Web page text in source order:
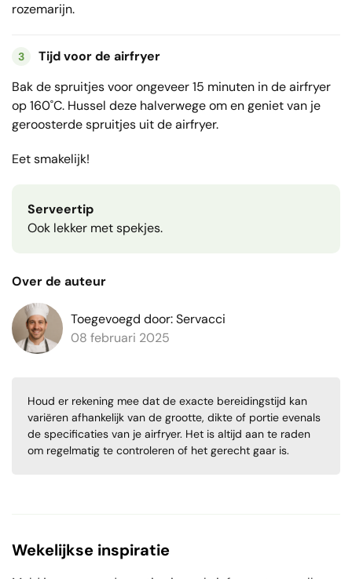
rozemarijn.
3
Tijd voor de airfryer
Bak de spruitjes voor ongeveer 15 minuten in de airfryer
op 160˚C. Hussel deze halverwege om en geniet van je
geroosterde spruitjes uit de airfryer.
Eet smakelijk!
Serveertip
Ook lekker met spekjes.
Over de auteur
Toegevoegd door: Servacci
08 februari 2025
Houd er rekening mee dat de exacte bereidingstijd kan
variëren afhankelijk van de grootte, dikte of portie evenals
de specificaties van je airfryer. Het is altijd aan te raden
om regelmatig te controleren of het gerecht gaar is.
Wekelijkse inspiratie